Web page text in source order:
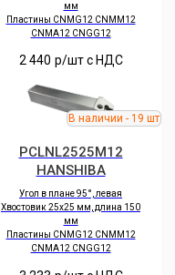
мм
Пластины CNMG12 CNMM12
CNMA12 CNGG12
2 440 р/шт c НДС
PCLNL2525M12
HANSHIBA
Угол в плане 95°, левая
Хвостовик 25х25 мм, длина 150
мм
Пластины CNMG12 CNMM12
CNMA12 CNGG12